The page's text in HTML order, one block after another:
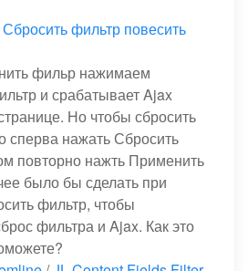
Сбросить фильтр повесить
фильр нажимаем
и срабатывает Ajax
Но чтобы сбросить
сперва нажать Сбросить
повторно нажть Применить
было бы сделать при
фильтр, чтобы
фильтра и Ajax. Как это